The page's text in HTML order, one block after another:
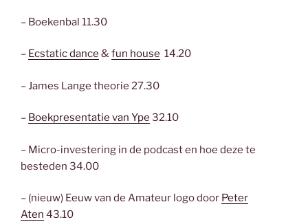
– Boekenbal 11.30
– Ecstatic dance &fun house 14.20
– James Lange theorie 27.30
– Boekpresentatie van Ype 32.10
– Micro-investering in de podcast en hoe deze te
besteden 34.00
– (nieuw) Eeuw van de Amateur logo door Peter
Aten 43.10